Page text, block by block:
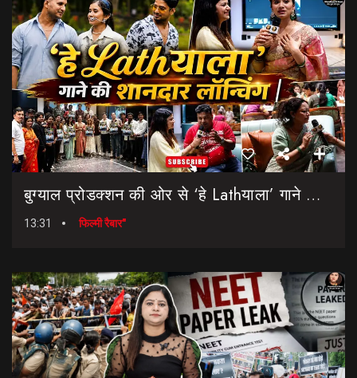
बुग्याल प्रोडक्शन की ओर से ‘हे Lathयाला’ गाने की शानदार लॉन्चिंग || Hey Lathyala || Garhwali Song
13:31 फिल्मी रैबार"